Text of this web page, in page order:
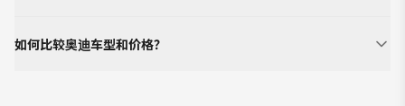
如何比较奥迪车型和价格？